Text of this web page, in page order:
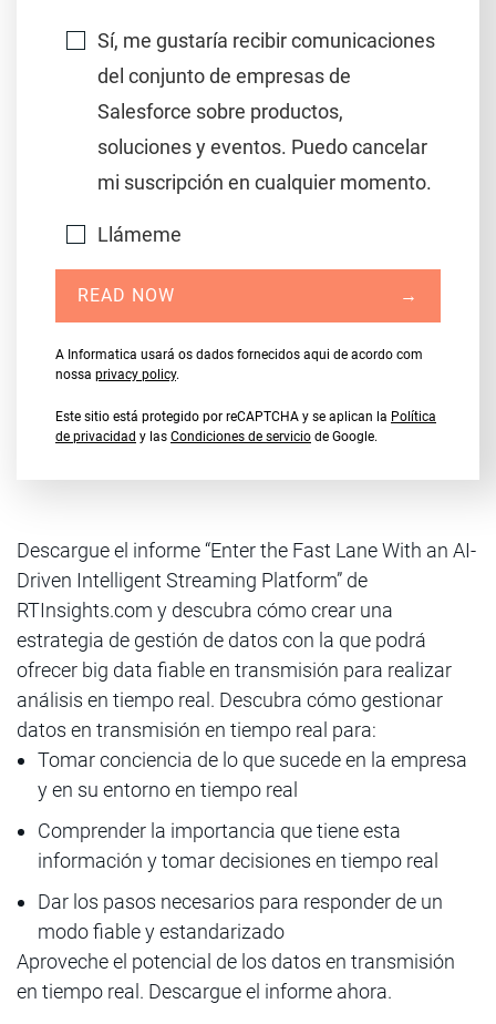
Sí, me gustaría recibir comunicaciones
del conjunto de empresas de
Salesforce sobre productos,
soluciones y eventos. Puedo cancelar
mi suscripción en cualquier momento.
Llámeme
READ NOW →
A Informatica usará os dados fornecidos aqui de acordo com
nossa privacy policy.
Este sitio está protegido por reCAPTCHA y se aplican la Política
de privacidad y las Condiciones de servicio de Google.
Descargue el informe “Enter the Fast Lane With an AI-
Driven Intelligent Streaming Platform” de
RTInsights.com y descubra cómo crear una
estrategia de gestión de datos con la que podrá
ofrecer big data fiable en transmisión para realizar
análisis en tiempo real. Descubra cómo gestionar
datos en transmisión en tiempo real para:
Tomar conciencia de lo que sucede en la empresa
y en su entorno en tiempo real
Comprender la importancia que tiene esta
información y tomar decisiones en tiempo real
Dar los pasos necesarios para responder de un
modo fiable y estandarizado
Aproveche el potencial de los datos en transmisión
en tiempo real. Descargue el informe ahora.